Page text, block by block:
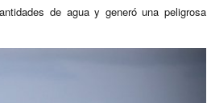
de agua y generó una peligrosa